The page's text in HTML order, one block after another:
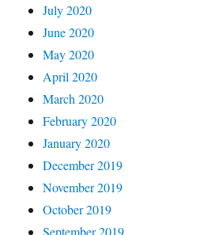
July 2020
June 2020
May 2020
April 2020
March 2020
February 2020
January 2020
December 2019
November 2019
October 2019
September 2019